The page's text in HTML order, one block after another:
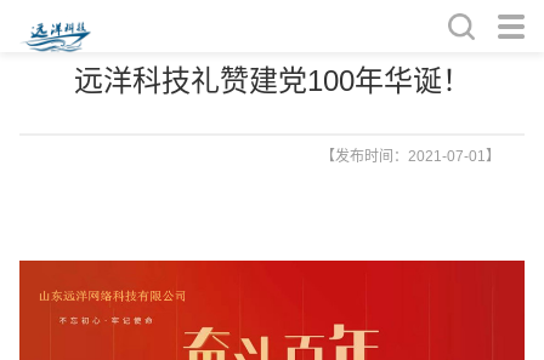
远洋科技礼赞建党100年华诞！
【发布时间：2021-07-01】